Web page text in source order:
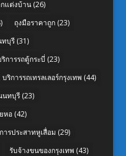
แต่งบ้าน(26)
ถุงมือราคาถูก(23)
บุรี(31)
การรถตู้กระบี่ (23)
บริการรถเทรลเลอร์กรุงเทพ (44)
นทบุรี(23)
หอ(42)
ารประสาทหูเสื่อม (29)
รับจ้างขนของกรุงเทพ (43)